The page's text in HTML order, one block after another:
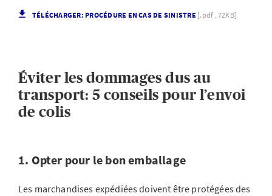
TÉLÉCHARGER: PROCÉDURE EN CAS DE SINISTRE [.pdf , 72KB]
Éviter les dommages dus au
transport: 5 conseils pour l’envoi
de colis
1. Opter pour le bon emballage
Les marchandises expédiées doivent être protégées des